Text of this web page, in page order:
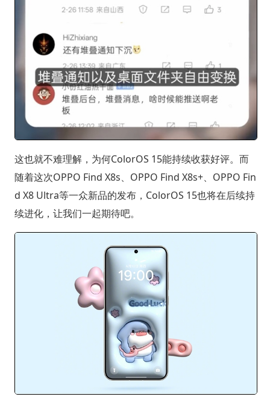
这也就不难理解，为何ColorOS 15能持续收获好评。而
随着这次OPPO Find X8s、OPPO Find X8s+、OPPO Fin
d X8 Ultra等一众新品的发布，ColorOS 15也将在后续持
续进化，让我们一起期待吧。